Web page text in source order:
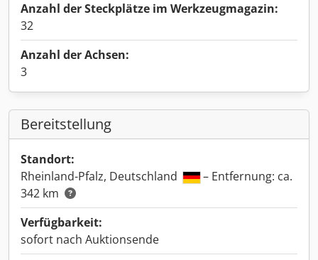
Anzahl der Steckplätze im Werkzeugmagazin:
32
Anzahl der Achsen:
3
Bereitstellung
Standort:
Rheinland-Pfalz, Deutschland
– Entfernung: ca.
342 km
Verfügbarkeit:
sofort nach Auktionsende